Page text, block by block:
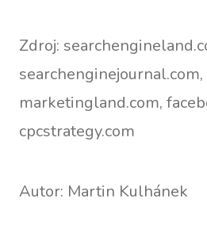
Zdroj:
searchenginejournal.com,
marketingland.com,
cpcstrategy.com
Autor: Martin Kulhánek